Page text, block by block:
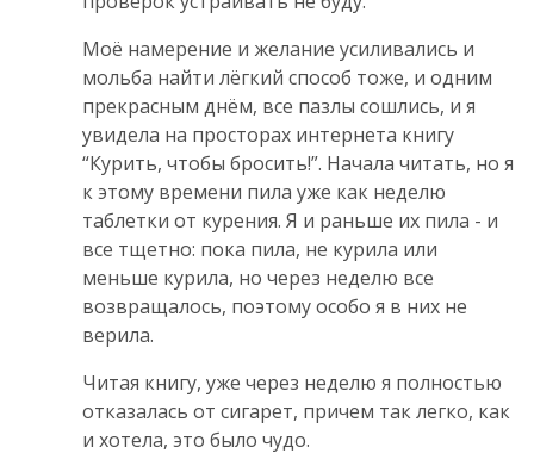
Моё намерение и желание усиливались и
мольба найти лёгкий способ тоже, и одним
прекрасным днём, все пазлы сошлись, и я
увидела на просторах интернета книгу
“Курить, чтобы бросить!”. Начала читать, но я
к этому времени пила уже как неделю
таблетки от курения. Я и раньше их пила - и
все тщетно: пока пила, не курила или
меньше курила, но через неделю все
возвращалось, поэтому особо я в них не
верила.
Читая книгу, уже через неделю я полностью
отказалась от сигарет, причем так легко, как
и хотела, это было чудо.